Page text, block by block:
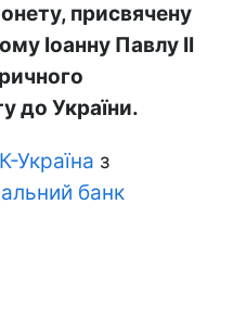
присвячену
Іоанну Павлу II
до України.
Україна з
банк